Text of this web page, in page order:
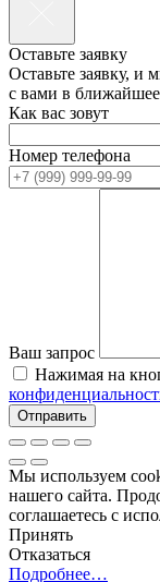
Оставьте заявку
Оставьте заявку, и
с вами в ближайшее
Как вас зовут
Номер телефона
Ваш запрос
Нажимая на
Мы используем
нашего сайта.
соглашаетесь с
Принять
Отказаться
Подробнее…